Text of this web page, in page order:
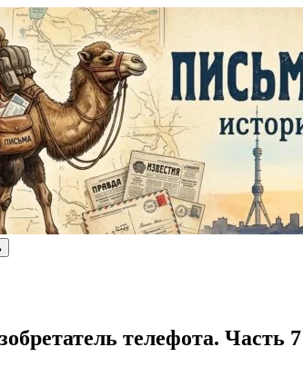
телефота. Часть 7